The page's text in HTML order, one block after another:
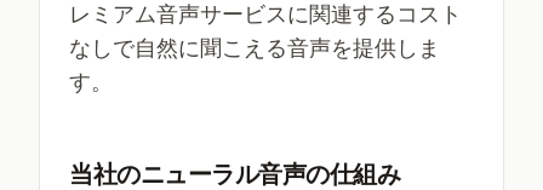
レミアム音声サービスに関連するコスト
なしで自然に聞こえる音声を提供しま
す。
当社のニューラル音声の仕組み